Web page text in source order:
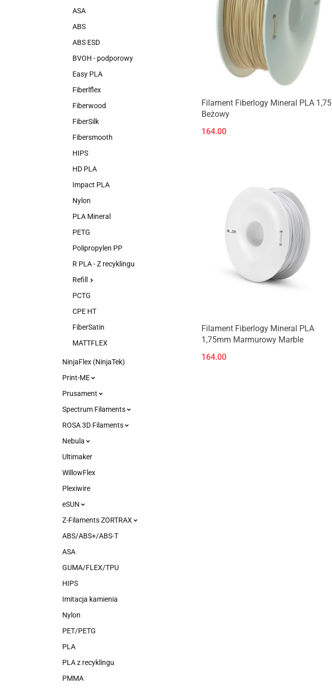
ASA
ABS
ABS ESD
BVOH - podporowy
Easy PLA
Fiberlflex
Fiberwood
FiberSilk
Fibersmooth
HIPS
HD PLA
Impact PLA
Nylon
PLA Mineral
PETG
Polipropylen PP
R PLA - Z recyklingu
Refill
PCTG
CPE HT
FiberSatin
MATTFLEX
NinjaFlex (NinjaTek)
Print-ME
Prusament
Spectrum Filaments
ROSA 3D Filaments
Nebula
Ultimaker
WillowFlex
Plexiwire
eSUN
Z-Filaments ZORTRAX
ABS/ABS+/ABS-T
ASA
GUMA/FLEX/TPU
HIPS
Imitacja kamienia
Nylon
PET/PETG
PLA
PLA z recyklingu
PMMA
Produkt niedostępny
Filament Fiberlogy Mineral PLA 1,75
Beżowy
164.00
Produkt niedostępny
Filament Fiberlogy Mineral PLA
1,75mm Marmurowy Marble
164.00